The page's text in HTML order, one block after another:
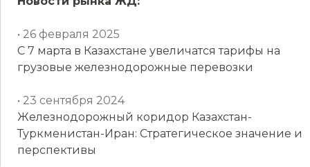
• 26 февраля 2025
С 7 марта в Казахстане увеличатся тарифы на
грузовые железнодорожные перевозки
• 23 сентября 2024
Железнодорожный коридор Казахстан-
Туркменистан-Иран: Стратегическое значение и
перспективы